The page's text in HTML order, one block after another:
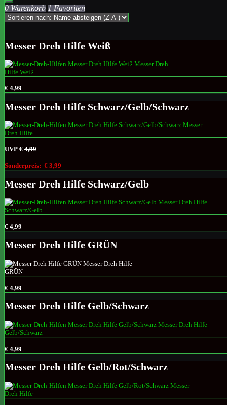
0 Warenkorb 1 Favoriten
Messer Dreh Hilfe Weiß
€ 4,99
Messer Dreh Hilfe Schwarz/Gelb/Schwarz
UVP € 4,99
Sonderpreis: € 3,99
Messer Dreh Hilfe Schwarz/Gelb
€ 4,99
Messer Dreh Hilfe GRÜN
€ 4,99
Messer Dreh Hilfe Gelb/Schwarz
€ 4,99
Messer Dreh Hilfe Gelb/Rot/Schwarz